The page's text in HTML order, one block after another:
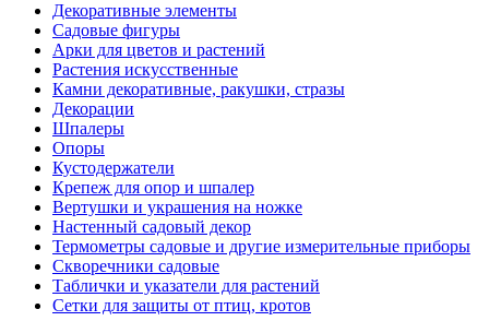
Декоративные элементы
Садовые фигуры
Арки для цветов и растений
Растения искусственные
Камни декоративные, ракушки, стразы
Декорации
Шпалеры
Опоры
Кустодержатели
Крепеж для опор и шпалер
Вертушки и украшения на ножке
Настенный садовый декор
Термометры садовые и другие измерительные приборы
Скворечники садовые
Таблички и указатели для растений
Сетки для защиты от птиц, кротов